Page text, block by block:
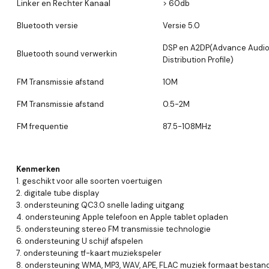
Linker en Rechter Kanaal > 60db
Bluetooth versie Versie 5.0
Bluetooth sound verwerkin
DSP en A2DP(Advance Audio
Distribution Profile)
FM Transmissie afstand 10M
FM Transmissie afstand 0.5-2M
FM frequentie 87.5-108MHz
Kenmerken
1. geschikt voor alle soorten voertuigen
2. digitale tube display
3. ondersteuning QC3.0 snelle lading uitgang
4. ondersteuning Apple telefoon en Apple tablet opladen
5. ondersteuning stereo FM transmissie technologie
6. ondersteuning U schijf afspelen
7. ondersteuning tf-kaart muziekspeler
8. ondersteuning WMA, MP3, WAV, APE, FLAC muziek formaat